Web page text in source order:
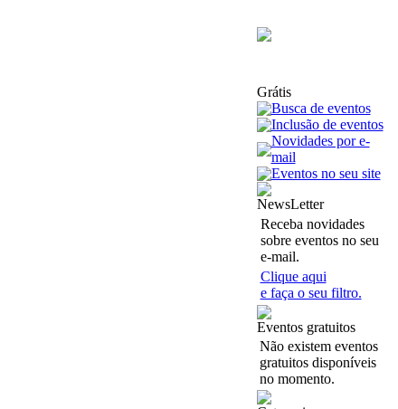
Grátis
Busca de eventos
Inclusão de eventos
Novidades por e-
mail
Eventos no seu site
NewsLetter
Receba novidades
sobre eventos no seu
e-mail.
Clique aqui
e faça o seu filtro.
Eventos gratuitos
Não existem eventos
gratuitos disponíveis
no momento.